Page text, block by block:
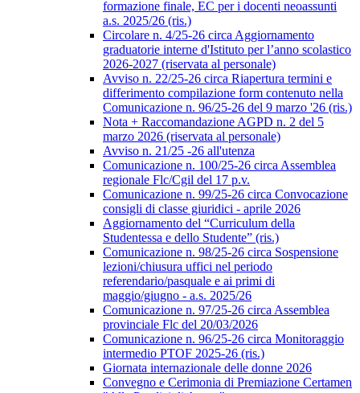
formazione finale, EC per i docenti neoassunti
a.s. 2025/26 (ris.)
Circolare n. 4/25-26 circa Aggiornamento
graduatorie interne d'Istituto per l’anno scolastico
2026-2027 (riservata al personale)
Avviso n. 22/25-26 circa Riapertura termini e
differimento compilazione form contenuto nella
Comunicazione n. 96/25-26 del 9 marzo '26 (ris.)
Nota + Raccomandazione AGPD n. 2 del 5
marzo 2026 (riservata al personale)
Avviso n. 21/25 -26 all'utenza
Comunicazione n. 100/25-26 circa Assemblea
regionale Flc/Cgil del 17 p.v.
Comunicazione n. 99/25-26 circa Convocazione
consigli di classe giuridici - aprile 2026
Aggiornamento del “Curriculum della
Studentessa e dello Studente” (ris.)
Comunicazione n. 98/25-26 circa Sospensione
lezioni/chiusura uffici nel periodo
referendario/pasquale e ai primi di
maggio/giugno - a.s. 2025/26
Comunicazione n. 97/25-26 circa Assemblea
provinciale Flc del 20/03/2026
Comunicazione n. 96/25-26 circa Monitoraggio
intermedio PTOF 2025-26 (ris.)
Giornata internazionale delle donne 2026
Convegno e Cerimonia di Premiazione Certamen